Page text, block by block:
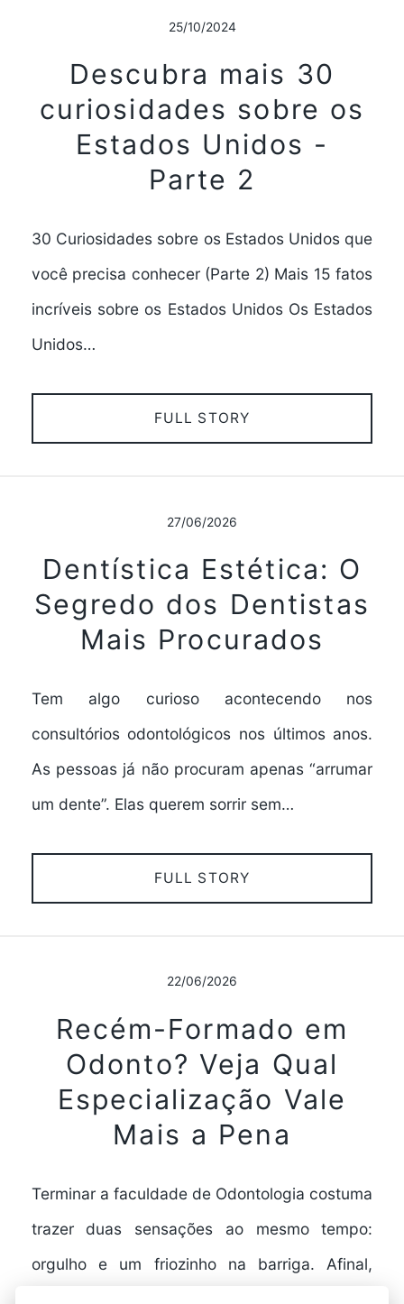
25/10/2024
Descubra mais 30
curiosidades sobre os
Estados Unidos -
Parte 2
30 Curiosidades sobre os Estados Unidos que
você precisa conhecer (Parte 2) Mais 15 fatos
incríveis sobre os Estados Unidos Os Estados
Unidos…
FULL STORY
27/06/2026
Dentística Estética: O
Segredo dos Dentistas
Mais Procurados
Tem algo curioso acontecendo nos
consultórios odontológicos nos últimos anos.
As pessoas já não procuram apenas “arrumar
um dente”. Elas querem sorrir sem…
FULL STORY
22/06/2026
Recém-Formado em
Odonto? Veja Qual
Especialização Vale
Mais a Pena
Terminar a faculdade de Odontologia costuma
trazer duas sensações ao mesmo tempo:
orgulho e um friozinho na barriga. Afinal,